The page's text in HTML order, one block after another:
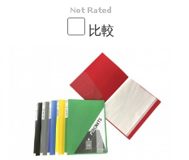
比較